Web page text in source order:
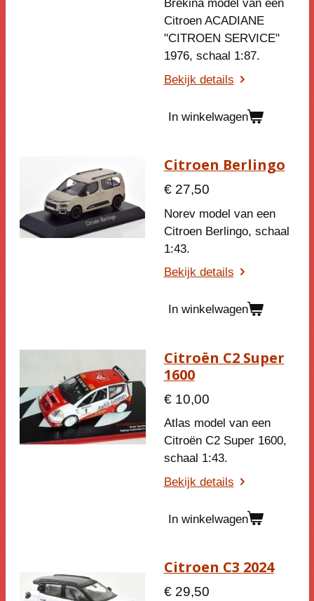
Brekina model van een
Citroen ACADIANE
"CITROEN SERVICE"
1976, schaal 1:87.
Bekijk details
In winkelwagen
Citroen Berlingo
€ 27,50
Norev model van een
Citroen Berlingo, schaal
1:43.
Bekijk details
In winkelwagen
Citroën C2 Super
1600
€ 10,00
Atlas model van een
Citroën C2 Super 1600,
schaal 1:43.
Bekijk details
In winkelwagen
Citroen C3 2024
€ 29,50